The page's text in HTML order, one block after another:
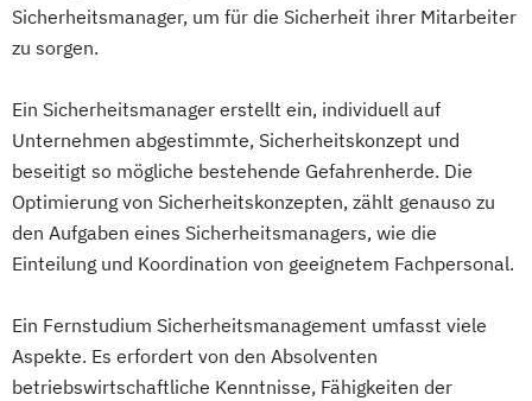
Lebensmittelverfahrenstechnik
Leit- und Sicherungstechnik
Maschinenbau (M. Eng.) 3 oder 4 Semester
Materials Science
Mathematik für Studierende
wirtschaftswissenschaftlicher Fächer
Mechatronik (M. Eng.) 3 oder 4 Semester
Mediengestaltung
Medizintechnik (B. Eng.)/(B. Sc.)
Sicherheitsmanager, um für die Sicherheit ihrer Mitarbeiter
zu sorgen.
Ein Sicherheitsmanager erstellt ein, individuell auf
Unternehmen abgestimmte, Sicherheitskonzept und
beseitigt so mögliche bestehende Gefahrenherde. Die
Optimierung von Sicherheitskonzepten, zählt genauso zu
den Aufgaben eines Sicherheitsmanagers, wie die
Einteilung und Koordination von geeignetem Fachpersonal.
Ein Fernstudium Sicherheitsmanagement umfasst viele
Aspekte. Es erfordert von den Absolventen
betriebswirtschaftliche Kenntnisse, Fähigkeiten der